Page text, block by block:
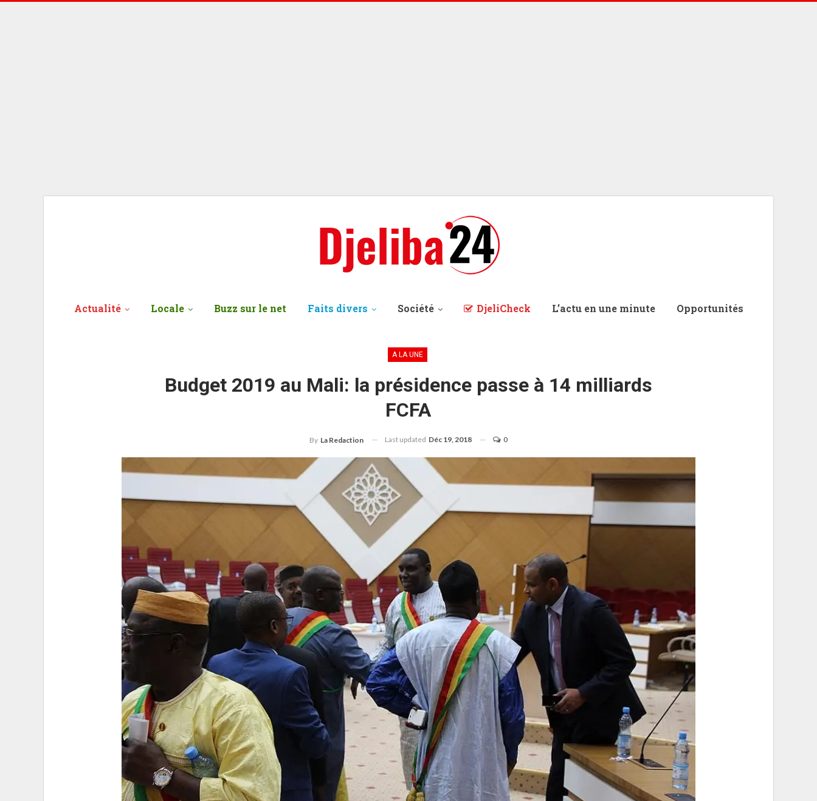
Actualité Locale Buzz sur le net Faits divers Société DjeliCheck L’actu en une minute Opportunités
A LA UNE
Budget 2019 au Mali: la présidence passe à 14 milliards
FCFA
By La Redaction Last updated Déc 19, 2018 0